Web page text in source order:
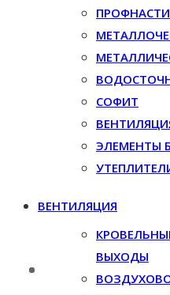
СОФИТ
ЭЛЕМЕНТЫ
ВЕНТИЛЯЦИЯ
ВЫХОДЫ